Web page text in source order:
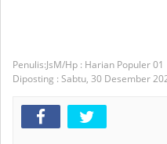
JsM/Hp : Harian Populer 01
Diposting : Sabtu, 30 Desember